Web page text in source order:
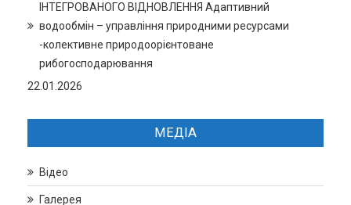
ІНТЕГРОВАНОГО ВІДНОВЛЕННЯ Адаптивний
водообмін – управління природними ресурсами
-колективне природоорієнтоване
рибогосподарювання
22.01.2026
МЕДІА
Відео
Галерея